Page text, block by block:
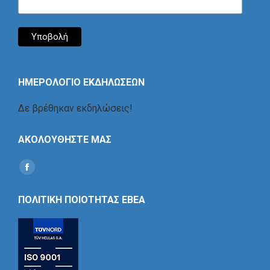
ΗΜΕΡΟΛΟΓΙΟ ΕΚΔΗΛΩΣΕΩΝ
Δε βρέθηκαν εκδηλώσεις!
ΑΚΟΛΟΥΘΗΣΤΕ ΜΑΣ
Find us on:
Social
ΠΟΛΙΤΙΚΗ ΠΟΙΟΤΗΤΑΣ ΕΒΕΑ